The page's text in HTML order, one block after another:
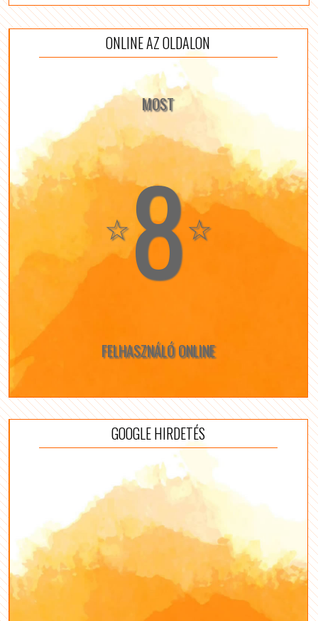
ONLINE AZ OLDALON
MOST
☆8☆
FELHASZNÁLÓ ONLINE
GOOGLE HIRDETÉS